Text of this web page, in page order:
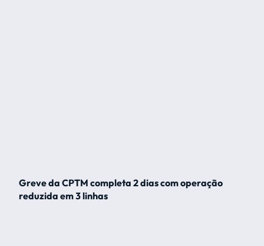
Greve da CPTM completa 2 dias com operação
reduzida em 3 linhas